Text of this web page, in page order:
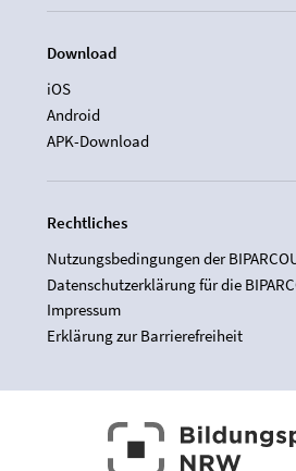
Download
iOS
Android
APK-Download
Rechtliches
Nutzungsbedingungen der
Datenschutzerklärung für die
Impressum
Erklärung zur Barrierefreiheit